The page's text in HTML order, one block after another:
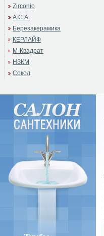
Zirconio
А.С.А.
Березакерамика
КЕРЛАЙФ
М-Квадрат
НЗКМ
Сокол